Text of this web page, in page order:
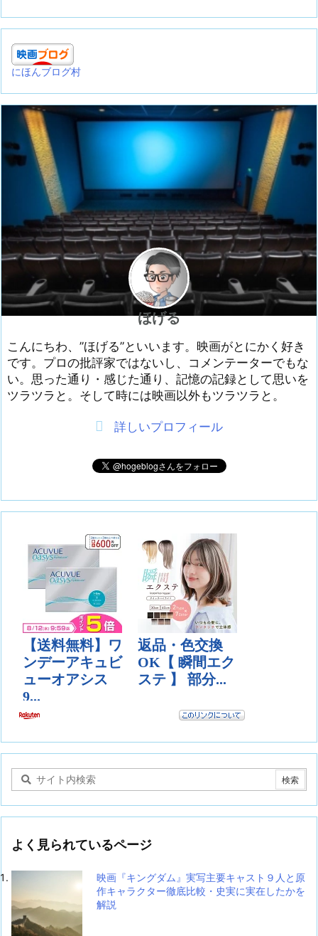
にほんブログ村
ほげる
こんにちわ、”ほげる”といいます。映画がとにかく好き
です。プロの批評家ではないし、コメンテーターでもな
い。思った通り・感じた通り、記憶の記録として思いを
ツラツラと。そして時には映画以外もツラツラと。
詳しいプロフィール
よく見られているページ
映画『キングダム』実写主要キャスト９人と原
作キャラクター徹底比較・史実に実在したかを
解説